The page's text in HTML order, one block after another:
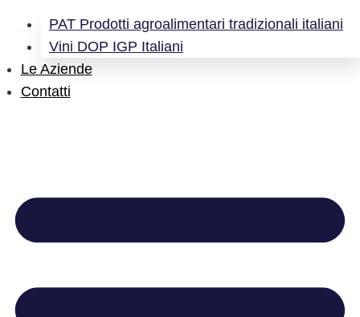
PAT Prodotti agroalimentari tradizionali italiani
Vini DOP IGP Italiani
Le Aziende
Contatti